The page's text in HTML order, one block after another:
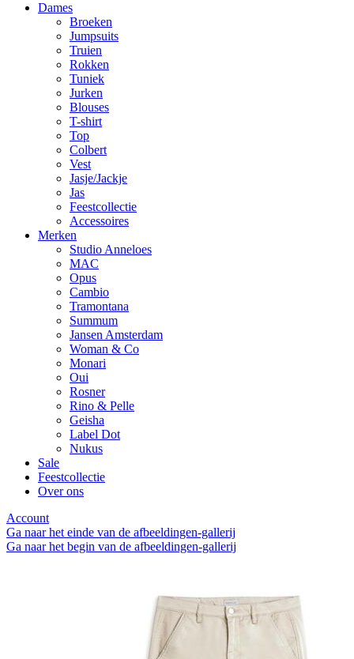
Dames
Broeken
Jumpsuits
Truien
Rokken
Tuniek
Jurken
Blouses
T-shirt
Top
Colbert
Vest
Jasje/Jackje
Jas
Feestcollectie
Accessoires
Merken
Studio Anneloes
MAC
Opus
Cambio
Tramontana
Summum
Jansen Amsterdam
Woman & Co
Monari
Oui
Rosner
Rino & Pelle
Geisha
Label Dot
Nukus
Sale
Feestcollectie
Over ons
Account
Ga naar het einde van de afbeeldingen-gallerij
Ga naar het begin van de afbeeldingen-gallerij